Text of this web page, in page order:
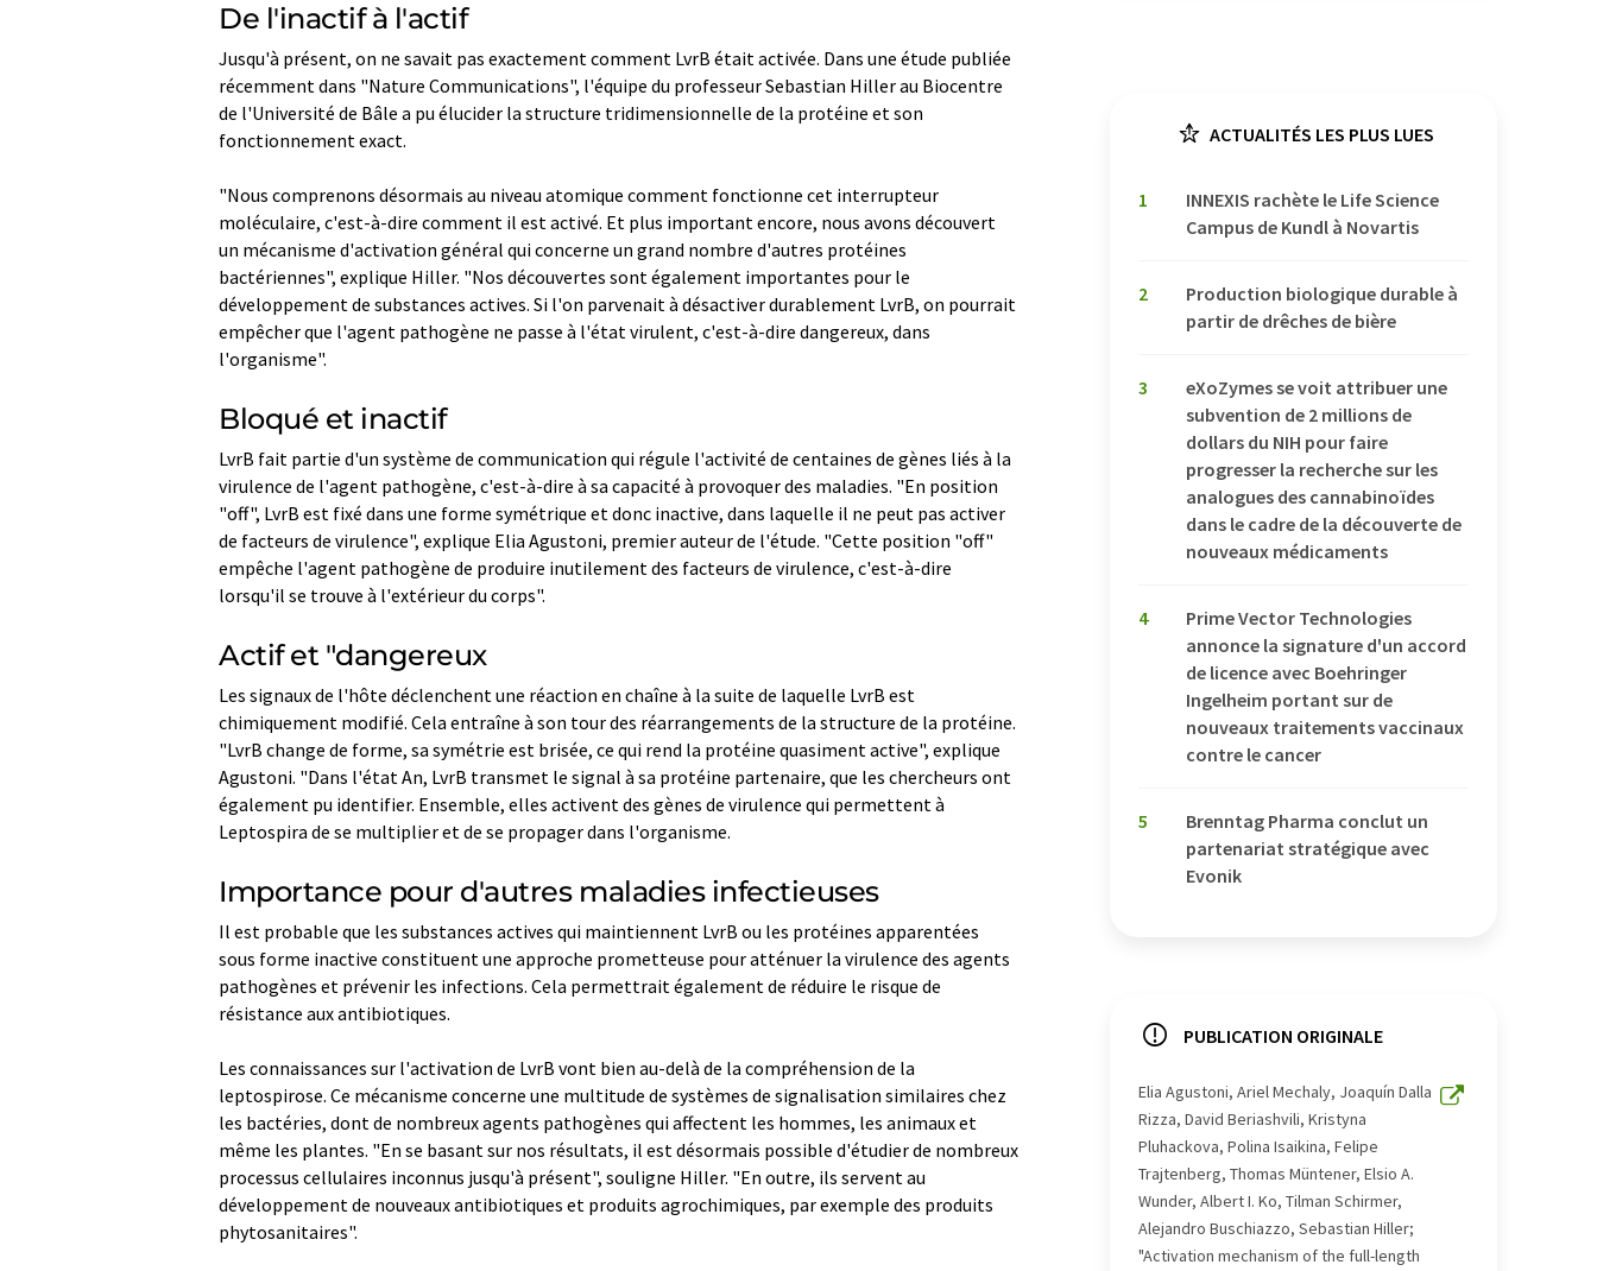
De l'inactif à l'actif
Jusqu'à présent, on ne savait pas exactement comment LvrB était activée. Dans une étude publiée
récemment dans "Nature Communications", l'équipe du professeur Sebastian Hiller au Biocentre
de l'Université de Bâle a pu élucider la structure tridimensionnelle de la protéine et son
fonctionnement exact.
"Nous comprenons désormais au niveau atomique comment fonctionne cet interrupteur
moléculaire, c'est-à-dire comment il est activé. Et plus important encore, nous avons découvert
un mécanisme d'activation général qui concerne un grand nombre d'autres protéines
bactériennes", explique Hiller. "Nos découvertes sont également importantes pour le
développement de substances actives. Si l'on parvenait à désactiver durablement LvrB, on pourrait
empêcher que l'agent pathogène ne passe à l'état virulent, c'est-à-dire dangereux, dans
l'organisme".
Bloqué et inactif
LvrB fait partie d'un système de communication qui régule l'activité de centaines de gènes liés à la
virulence de l'agent pathogène, c'est-à-dire à sa capacité à provoquer des maladies. "En position
"off", LvrB est fixé dans une forme symétrique et donc inactive, dans laquelle il ne peut pas activer
de facteurs de virulence", explique Elia Agustoni, premier auteur de l'étude. "Cette position "off"
empêche l'agent pathogène de produire inutilement des facteurs de virulence, c'est-à-dire
lorsqu'il se trouve à l'extérieur du corps".
Actif et "dangereux
Les signaux de l'hôte déclenchent une réaction en chaîne à la suite de laquelle LvrB est
chimiquement modifié. Cela entraîne à son tour des réarrangements de la structure de la protéine.
"LvrB change de forme, sa symétrie est brisée, ce qui rend la protéine quasiment active", explique
Agustoni. "Dans l'état An, LvrB transmet le signal à sa protéine partenaire, que les chercheurs ont
également pu identifier. Ensemble, elles activent des gènes de virulence qui permettent à
Leptospira de se multiplier et de se propager dans l'organisme.
Importance pour d'autres maladies infectieuses
Il est probable que les substances actives qui maintiennent LvrB ou les protéines apparentées
sous forme inactive constituent une approche prometteuse pour atténuer la virulence des agents
pathogènes et prévenir les infections. Cela permettrait également de réduire le risque de
résistance aux antibiotiques.
Les connaissances sur l'activation de LvrB vont bien au-delà de la compréhension de la
leptospirose. Ce mécanisme concerne une multitude de systèmes de signalisation similaires chez
les bactéries, dont de nombreux agents pathogènes qui affectent les hommes, les animaux et
même les plantes. "En se basant sur nos résultats, il est désormais possible d'étudier de nombreux
processus cellulaires inconnus jusqu'à présent", souligne Hiller. "En outre, ils servent au
développement de nouveaux antibiotiques et produits agrochimiques, par exemple des produits
phytosanitaires".
ACTUALITÉS LES PLUS LUES
1
INNEXIS rachète le Life Science
Campus de Kundl à Novartis
2
Production biologique durable à
partir de drêches de bière
3
eXoZymes se voit attribuer une
subvention de 2 millions de
dollars du NIH pour faire
progresser la recherche sur les
analogues des cannabinoïdes
dans le cadre de la découverte de
nouveaux médicaments
4
Prime Vector Technologies
annonce la signature d'un accord
de licence avec Boehringer
Ingelheim portant sur de
nouveaux traitements vaccinaux
contre le cancer
5
Brenntag Pharma conclut un
partenariat stratégique avec
Evonik
PUBLICATION ORIGINALE
Elia Agustoni, Ariel Mechaly, Joaquín Dalla
Rizza, David Beriashvili, Kristyna
Pluhackova, Polina Isaikina, Felipe
Trajtenberg, Thomas Müntener, Elsio A.
Wunder, Albert I. Ko, Tilman Schirmer,
Alejandro Buschiazzo, Sebastian Hiller;
"Activation mechanism of the full-length